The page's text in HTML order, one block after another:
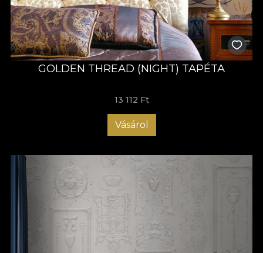
GOLDEN THREAD (NIGHT) TAPÉTA
13 112 Ft
Vásárol